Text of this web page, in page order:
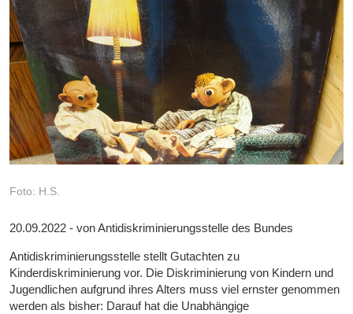
Foto: H.S.
20.09.2022 - von Antidiskriminierungsstelle des Bundes
Antidiskriminierungsstelle stellt Gutachten zu
Kinderdiskriminierung vor. Die Diskriminierung von Kindern und
Jugendlichen aufgrund ihres Alters muss viel ernster genommen
werden als bisher: Darauf hat die Unabhängige